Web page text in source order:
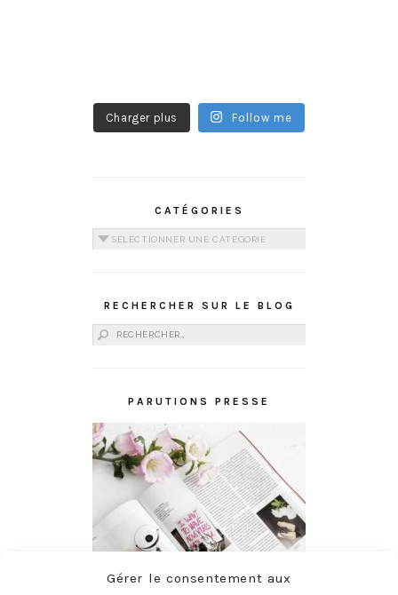
Gérer le consentement aux
Charger plus Follow me
CATÉGORIES
Catégories
RECHERCHER SUR LE BLOG
Rechercher :
PARUTIONS PRESSE